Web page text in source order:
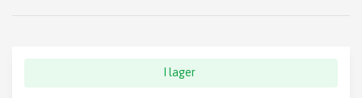
I lager